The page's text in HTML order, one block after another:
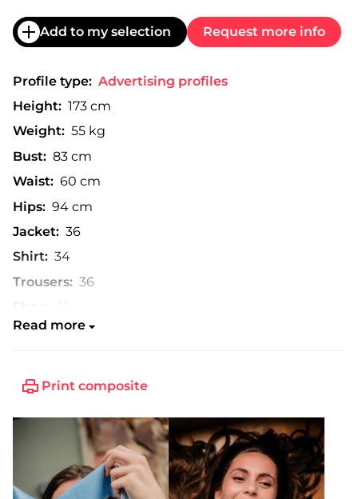
Add to my selection Request more info
Profile type: Advertising profiles
Height: 173 cm
Weight: 55 kg
Bust: 83 cm
Waist: 60 cm
Hips: 94 cm
Jacket: 36
Shirt: 34
Trousers: 36
Read more
Print composite